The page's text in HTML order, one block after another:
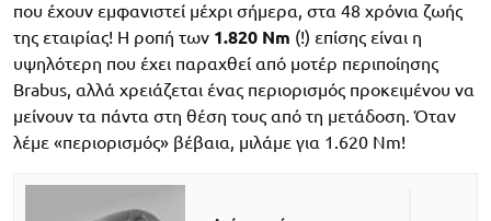
που έχουν εμφανιστεί μέχρι σήμερα, στα 48 χρόνια ζωής
της εταιρίας! Η ροπή των 1.820 Nm (!) επίσης είναι η
υψηλότερη που έχει παραχθεί από μοτέρ περιποίησης
Brabus, αλλά χρειάζεται ένας περιορισμός προκειμένου να
μείνουν τα πάντα στη θέση τους από τη μετάδοση. Όταν
λέμε «περιορισμός» βέβαια, μιλάμε για 1.620 Nm!